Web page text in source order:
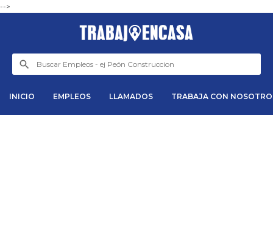
-->
INICIO EMPLEOS LLAMADOS TRABAJA CON